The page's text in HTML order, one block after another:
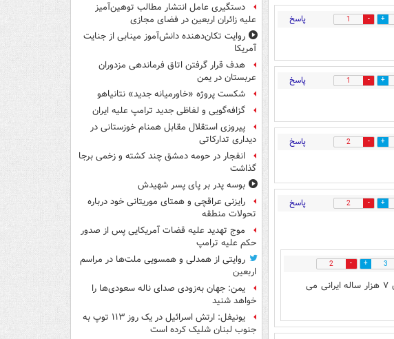
1 پاسخ
1 پاسخ
2 پاسخ
2 پاسخ
3
2
با برو بچه ها میاییم از نزدیک می بینیم به فرهنگ و تمدن ۷ هزار ساله ایرانی می
دستگیری عامل انتشار مطالب توهین‌آمیز
علیه زائران اربعین در فضای مجازی
روایت تکان‌دهنده دانش‌آموز مینابی از جنایت
آمریکا
هدف قرار گرفتن اتاق‌ فرماندهی مزدوران
عربستان در یمن
شکست پروژه «خاورمیانه جدید» نتانیاهو
گزافه‌گویی و لفاظی جدید ترامپ علیه ایران
پیروزی استقلال مقابل همنام خوزستانی در
دیداری تدارکاتی
انفجار در حومه دمشق چند کشته و زخمی برجا
گذاشت
بوسه‌ پدر بر پای پسر شهیدش
رایزنی عراقچی و همتای موریتانی خود درباره
تحولات منطقه
موج تهدید علیه قضات آمریکایی پس از صدور
حکم علیه ترامپ
روایتی از همدلی و همسویی ملت‌ها در مراسم
اربعین
یمن: جهان به‌زودی صدای ناله سعودی‌ها را
خواهد شنید
یونیفل: ارتش اسرائیل در یک روز ۱۱۳ توپ به
جنوب لبنان شلیک کرده است